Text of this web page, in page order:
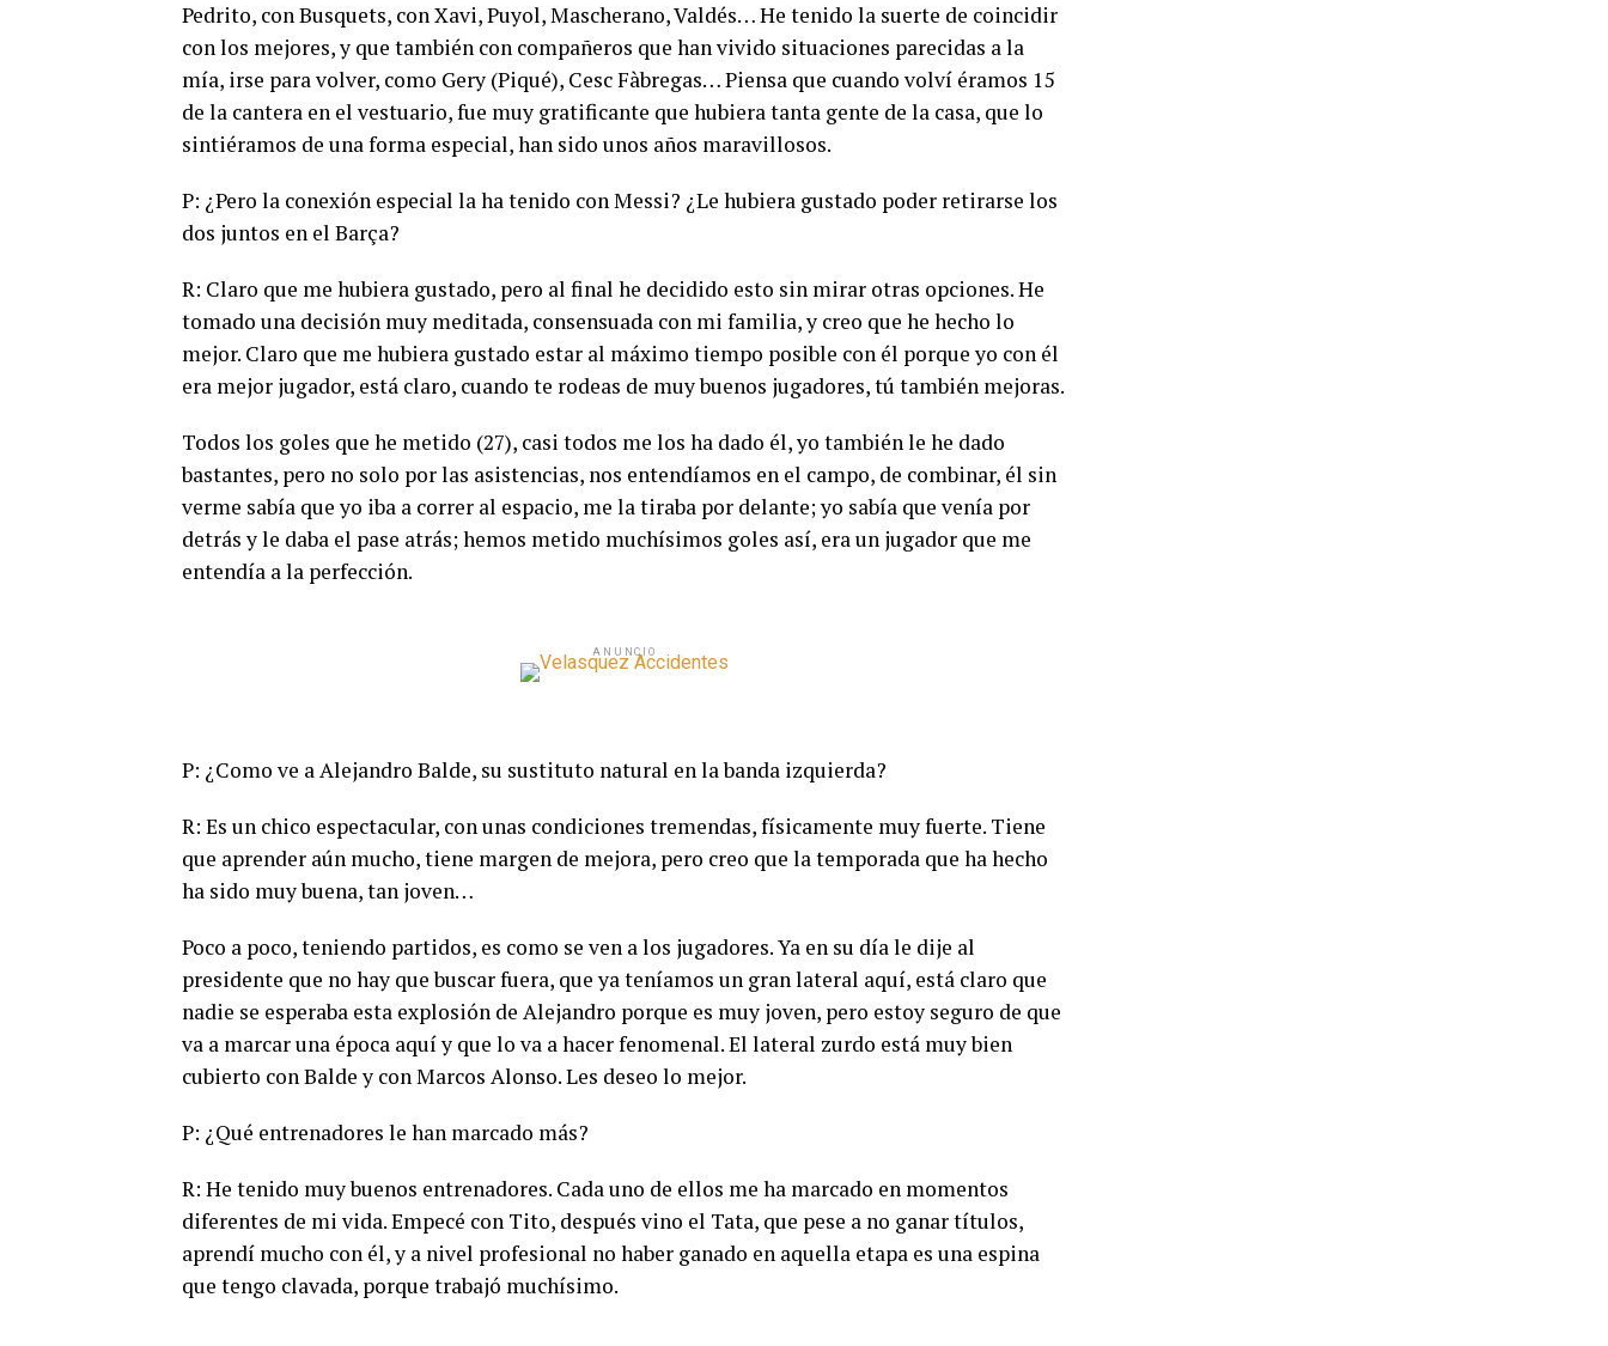
Pedrito, con Busquets, con Xavi, Puyol, Mascherano, Valdés… He tenido la suerte de coincidir
con los mejores, y que también con compañeros que han vivido situaciones parecidas a la
mía, irse para volver, como Gery (Piqué), Cesc Fàbregas… Piensa que cuando volví éramos 15
de la cantera en el vestuario, fue muy gratificante que hubiera tanta gente de la casa, que lo
sintiéramos de una forma especial, han sido unos años maravillosos.
P: ¿Pero la conexión especial la ha tenido con Messi? ¿Le hubiera gustado poder retirarse los
dos juntos en el Barça?
R: Claro que me hubiera gustado, pero al final he decidido esto sin mirar otras opciones. He
tomado una decisión muy meditada, consensuada con mi familia, y creo que he hecho lo
mejor. Claro que me hubiera gustado estar al máximo tiempo posible con él porque yo con él
era mejor jugador, está claro, cuando te rodeas de muy buenos jugadores, tú también mejoras.
Todos los goles que he metido (27), casi todos me los ha dado él, yo también le he dado
bastantes, pero no solo por las asistencias, nos entendíamos en el campo, de combinar, él sin
verme sabía que yo iba a correr al espacio, me la tiraba por delante; yo sabía que venía por
detrás y le daba el pase atrás; hemos metido muchísimos goles así, era un jugador que me
entendía a la perfección.
ANUNCIO
P: ¿Como ve a Alejandro Balde, su sustituto natural en la banda izquierda?
R: Es un chico espectacular, con unas condiciones tremendas, físicamente muy fuerte. Tiene
que aprender aún mucho, tiene margen de mejora, pero creo que la temporada que ha hecho
ha sido muy buena, tan joven…
Poco a poco, teniendo partidos, es como se ven a los jugadores. Ya en su día le dije al
presidente que no hay que buscar fuera, que ya teníamos un gran lateral aquí, está claro que
nadie se esperaba esta explosión de Alejandro porque es muy joven, pero estoy seguro de que
va a marcar una época aquí y que lo va a hacer fenomenal. El lateral zurdo está muy bien
cubierto con Balde y con Marcos Alonso. Les deseo lo mejor.
P: ¿Qué entrenadores le han marcado más?
R: He tenido muy buenos entrenadores. Cada uno de ellos me ha marcado en momentos
diferentes de mi vida. Empecé con Tito, después vino el Tata, que pese a no ganar títulos,
aprendí mucho con él, y a nivel profesional no haber ganado en aquella etapa es una espina
que tengo clavada, porque trabajó muchísimo.